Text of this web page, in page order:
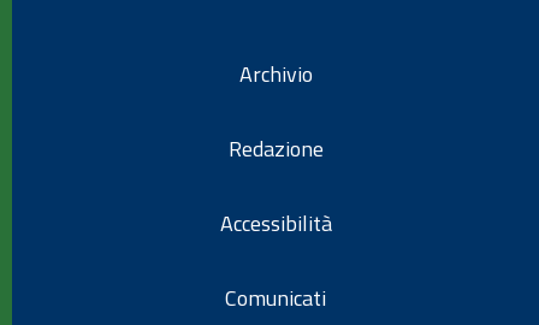
Archivio
Redazione
Accessibilità
Comunicati